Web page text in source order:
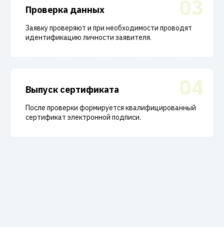
03
Проверка данных
Заявку проверяют и при необходимости проводят
идентификацию личности заявителя.
04
Выпуск сертификата
После проверки формируется квалифицированный
сертификат электронной подписи.